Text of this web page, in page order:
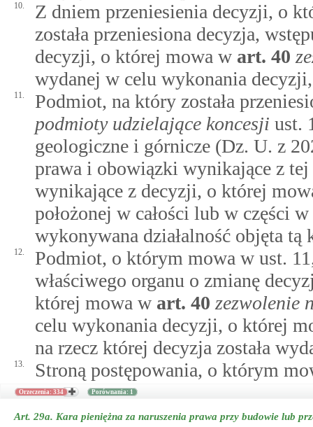
10.
Z dniem przeniesienia decyzji, o
została przeniesiona decyzja,
decyzji, o której mowa w art. 40
wydanej w celu wykonania
11.
Podmiot, na który została
podmioty udzielające koncesji ust.
geologiczne i górnicze (Dz. U. z
prawa i obowiązki wynikające z
wynikające z decyzji, o której
położonej w całości lub w części
wykonywana działalność objęta tą
12.
Podmiot, o którym mowa w ust.
właściwego organu o zmianę
której mowa w art. 40 zezwolenie
celu wykonania decyzji, o której
na rzecz której decyzja została
13. Stroną postępowania, o którym
Orzeczenia: 334 Porównania: 1
Art. 29a. Kara pieniężna za naruszenia prawa przy budowie lub